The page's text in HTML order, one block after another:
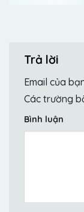
Trả lời
Email của
Các trường
Bình luận